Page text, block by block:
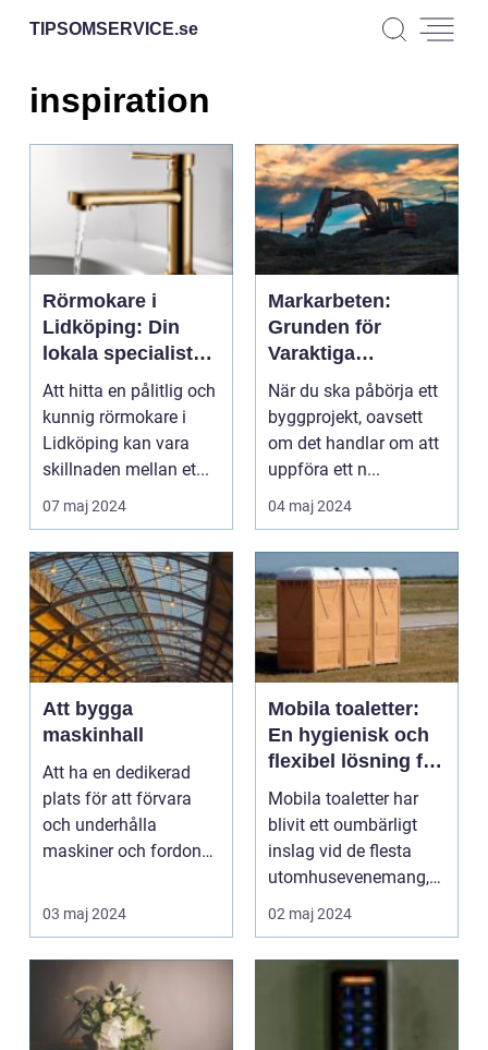
TIPSOMSERVICE.se
inspiration
Rörmokare i
Lidköping: Din
lokala specialist
för VVS-tjänster
Att hitta en pålitlig och
kunnig rörmokare i
Lidköping kan vara
skillnaden mellan et...
07 maj 2024
Markarbeten:
Grunden för
Varaktiga
Konstruktioner
När du ska påbörja ett
byggprojekt, oavsett
om det handlar om att
uppföra ett n...
04 maj 2024
Att bygga
maskinhall
Att ha en dedikerad
plats för att förvara
och underhålla
maskiner och fordon
03 maj 2024
Mobila toaletter:
En hygienisk och
flexibel lösning för
alla evenemang
Mobila toaletter har
blivit ett oumbärligt
inslag vid de flesta
utomhusevenemang,
festivaler oc...
02 maj 2024